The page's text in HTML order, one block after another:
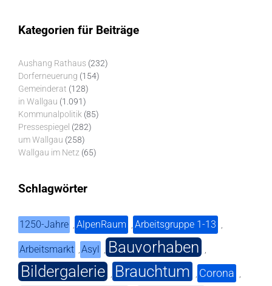
Kategorien für Beiträge
Aushang Rathaus (232)
Dorferneuerung (154)
Gemeinderat (128)
in Wallgau (1.091)
Kommunalpolitik (85)
Pressespiegel (282)
um Wallgau (258)
Wallgau im Netz (65)
Schlagwörter
1250-Jahre , AlpenRaum , Arbeitsgruppe 1-13 ,
Arbeitsmarkt ,Asyl , Bauvorhaben ,
Bildergalerie , Brauchtum , Corona ,